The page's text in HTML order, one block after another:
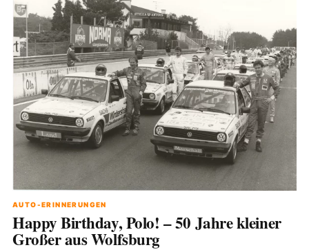
AUTO-ERINNERUNGEN
Happy Birthday, Polo! – 50 Jahre kleiner
Großer aus Wolfsburg